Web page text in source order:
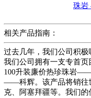
相关产品指南：
过去几年，我们公司积极
我们公司拥有一支专首
100升装廉价热珍珠岩
——科辉。该产品将销往
克、阿塞拜疆等。我们